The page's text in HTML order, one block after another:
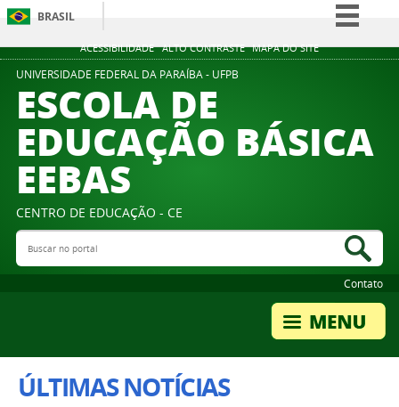
ACESSIBILIDADE ALTO CONTRASTE MAPA DO SITE
BRASIL
Simplifique!
Acesso à informação
Legislação
UNIVERSIDADE FEDERAL DA PARAÍBA - UFPB
ESCOLA DE
EDUCAÇÃO BÁSICA
EEBAS
CENTRO DE EDUCAÇÃO - CE
Buscar no portal
Contato
ÚLTIMAS NOTÍCIAS